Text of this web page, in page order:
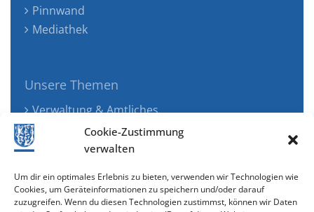
Cookie-Zustimmung
verwalten
Um dir ein optimales Erlebnis zu bieten, verwenden wir Technologien wie
Cookies, um Geräteinformationen zu speichern und/oder darauf
zuzugreifen. Wenn du diesen Technologien zustimmst, können wir Daten
Pinnwand
Mediathek
Unsere Themen
Verwaltung & Amtliches
Jugend, Familie & Gesundheit
Tourismus, Freizeit & Ökologie
Wirtschaft & Verkehr
Senioren & Inklusion